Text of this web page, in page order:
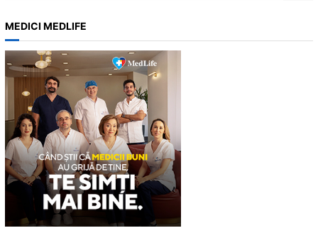
a
r
c
h
MEDICI MEDLIFE